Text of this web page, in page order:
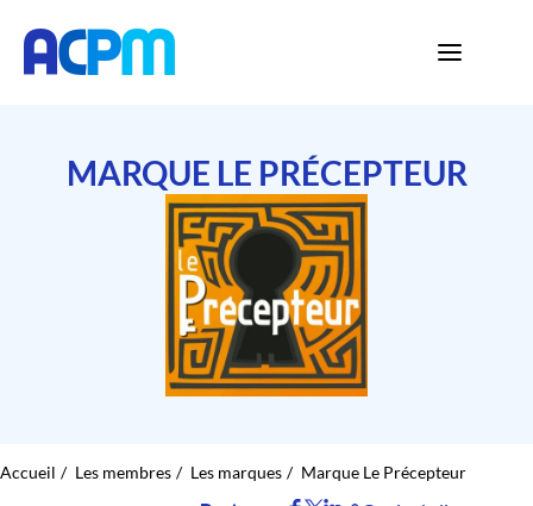
MARQUE LE PRÉCEPTEUR
Accueil Les membres Les marques Marque Le Précepteur